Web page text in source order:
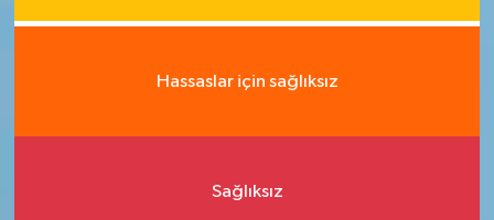
Hassaslar için sağlıksız
Sağlıksız